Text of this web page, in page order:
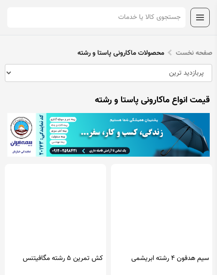
صفحه نخست محصولات ماکارونی پاستا و رشته
قیمت انواع ماکارونی پاستا و رشته
سیم هدفون 4 رشته ابریشمی کش تمرین 5 رشته مگافیتنس